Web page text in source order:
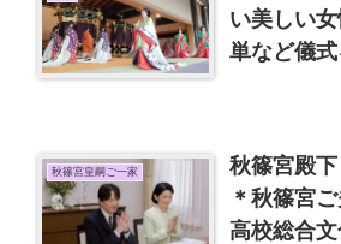
い美しい
単など儀
秋篠宮皇嗣ご一家
秋篠宮殿
＊秋篠宮
高校総合